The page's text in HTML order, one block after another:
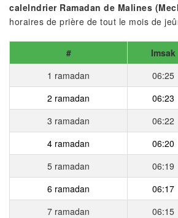
calelndrier Ramadan de Malines
horaires de prière de tout le mois de
# Imsak
1 ramadan
06:25
2 ramadan
06:23
3 ramadan
06:22
4 ramadan
06:20
5 ramadan
06:19
6 ramadan
06:17
7 ramadan
06:15